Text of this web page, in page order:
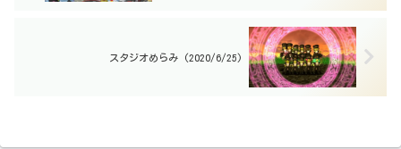
スタジオめらみ (2020/6/25)